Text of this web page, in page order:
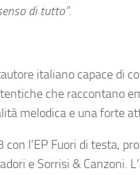
di tutto”.
italiano capace di
che raccontano
melodica e una forte
l’EP Fuori di testa,
e Sorrisi & Canzoni.